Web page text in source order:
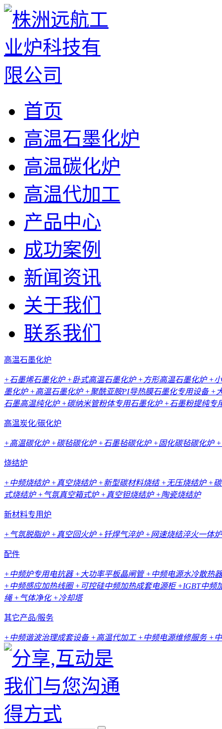
首页
高温石墨化炉
高温碳化炉
高温代加工
产品中心
成功案例
新闻资讯
关于我们
联系我们
高温石墨化炉
+石墨烯石墨化炉+卧式高温石墨化炉+方形高温石墨化炉+
墨化炉+高温石墨化炉+聚酰亚胺PI导热膜石墨化专用设备 +
石墨高温纯化炉+碳纳米管粉体专用石墨化炉+石墨粉提纯专
高温炭化/碳化炉
+高温碳化炉+碳毡碳化炉+石墨毡碳化炉+固化碳毡碳化炉
烧结炉
+中频烧结炉+真空烧结炉+新型碳材料烧结+无压烧结炉+
式烧结炉+气氛真空箱式炉+真空钽烧结炉+陶瓷烧结炉
新材料专用炉
+气氛脱脂炉+真空回火炉+钎焊气淬炉+网速烧结淬火一体炉
配件
+中频炉专用电抗器 +大功率平板晶闸管+中频电源水冷散热
+中频感应加热线圈+可控硅中频加热成套电源柜+IGBT中频
绳 +气体净化+冷却塔
其它产品/服务
+中频谐波治理成套设备 +高温代加工+中频电源维修服务 +